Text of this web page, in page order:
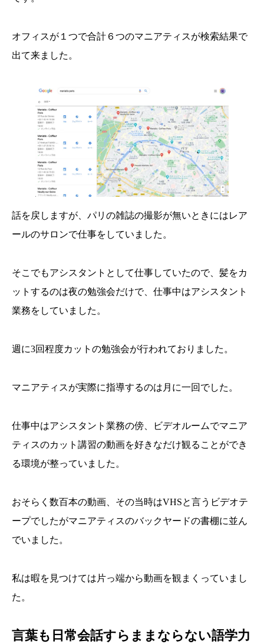
オフィスが１つで合計６つのマニアティスが検索結果で
出て来ました。
話を戻しますが、パリの雑誌の撮影が無いときにはレア
ールのサロンで仕事をしていました。
そこでもアシスタントとして仕事していたので、髪をカ
ットするのは夜の勉強会だけで、仕事中はアシスタント
業務をしていました。
週に3回程度カットの勉強会が行われておりました。
マニアティスが実際に指導するのは月に一回でした。
仕事中はアシスタント業務の傍、ビデオルームでマニア
ティスのカット講習の動画を好きなだけ観ることができ
る環境が整っていました。
おそらく数百本の動画、その当時はVHSと言うビデオテ
ープでしたがマニアティスのバックヤードの書棚に並ん
でいました。
私は暇を見つけては片っ端から動画を観まくっていまし
た。
言葉も日常会話すらままならない語学力